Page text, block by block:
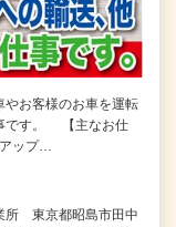
やお客様のお車を運転
です。 【主なお仕
ップ…
所 東京都昭島市田中